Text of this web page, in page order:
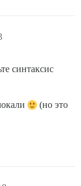
синтаксис
(но это